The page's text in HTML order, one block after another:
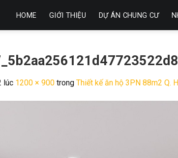
HOME GIỚI THIỆU DỰ ÁN CHUNG CƯ
lúc 1200 × 900 trong Thiết kế ăn hộ 3PN 88m2 Q.